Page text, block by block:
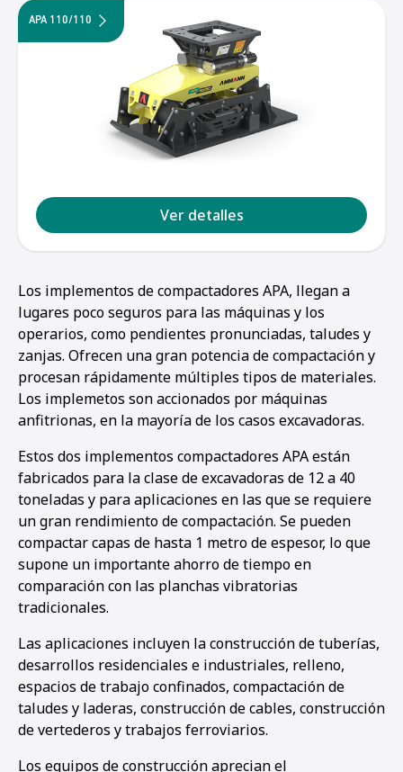
APA 110/110
Ver detalles
Los implementos de compactadores APA, llegan a
lugares poco seguros para las máquinas y los
operarios, como pendientes pronunciadas, taludes y
zanjas. Ofrecen una gran potencia de compactación y
procesan rápidamente múltiples tipos de materiales.
Los implemetos son accionados por máquinas
anfitrionas, en la mayoría de los casos excavadoras.
Estos dos implementos compactadores APA están
fabricados para la clase de excavadoras de 12 a 40
toneladas y para aplicaciones en las que se requiere
un gran rendimiento de compactación. Se pueden
compactar capas de hasta 1 metro de espesor, lo que
supone un importante ahorro de tiempo en
comparación con las planchas vibratorias
tradicionales.
Las aplicaciones incluyen la construcción de tuberías,
desarrollos residenciales e industriales, relleno,
espacios de trabajo confinados, compactación de
taludes y laderas, construcción de cables, construcción
de vertederos y trabajos ferroviarios.
Los equipos de construcción aprecian el